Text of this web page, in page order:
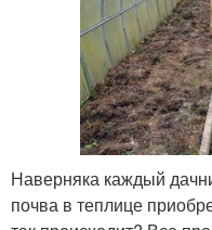
Наверняка каждый
почва в теплице